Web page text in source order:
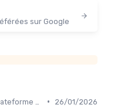
sur Google
•
26/01/2026